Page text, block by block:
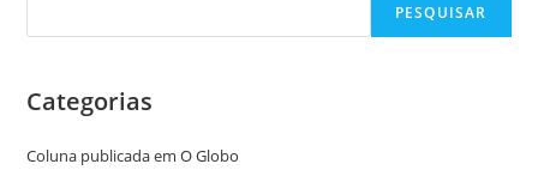
PESQUISAR
Categorias
Coluna publicada em O Globo